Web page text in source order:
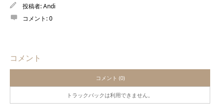
投稿者:Andi
コメント:0
コメント
コメント (0)
トラックバックは利用できません。